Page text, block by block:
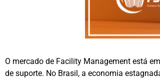
O mercado de Facility Management está
de suporte. No Brasil, a economia